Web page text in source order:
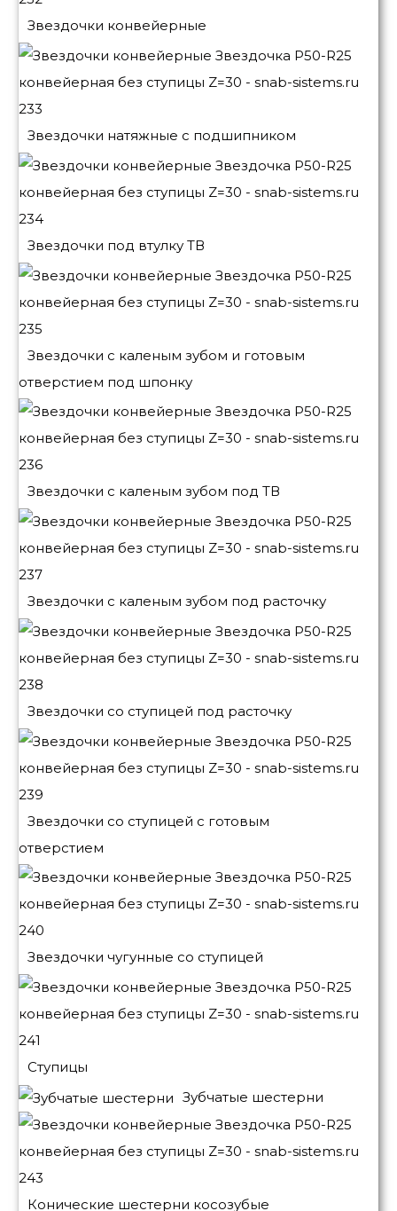
Звездочки конвейерные
Звездочки натяжные с подшипником
Звездочки под втулку ТВ
Звездочки с каленым зубом и готовым
отверстием под шпонку
Звездочки с каленым зубом под ТВ
Звездочки с каленым зубом под расточку
Звездочки со ступицей под расточку
Звездочки со ступицей с готовым
отверстием
Звездочки чугунные со ступицей
Ступицы
Зубчатые шестерни
Конические шестерни косозубые